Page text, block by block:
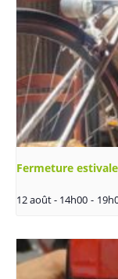
Fermeture
12 août - 14h00 -